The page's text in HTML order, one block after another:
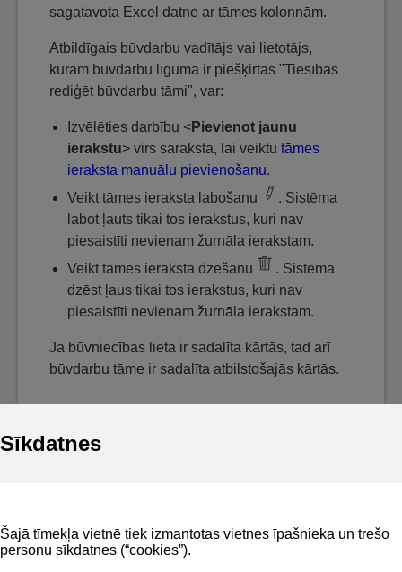
Sīkdatnes
Šajā tīmekļa vietnē tiek izmantotas vietnes īpašnieka un trešo
personu sīkdatnes (“cookies”).
sagatavota Excel datne ar tāmes kolonnām.
Atbildīgais būvdarbu vadītājs vai lietotājs,
kuram būvdarbu līgumā ir piešķirtas "Tiesības
rediģēt būvdarbu tāmi", var:
Izvēlēties darbību <Pievienot jaunu
ierakstu> virs saraksta, lai veiktu tāmes
ieraksta manuālu pievienošanu.
Veikt tāmes ieraksta labošanu
. Sistēma
labot ļauts tikai tos ierakstus, kuri nav
piesaistīti nevienam žurnāla ierakstam.
Veikt tāmes ieraksta dzēšanu
. Sistēma
dzēst ļaus tikai tos ierakstus, kuri nav
piesaistīti nevienam žurnāla ierakstam.
Ja būvniecības lieta ir sadalīta kārtās, tad arī
būvdarbu tāme ir sadalīta atbilstošajās kārtās.
Privātuma politika